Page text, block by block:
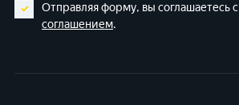
Отправляя форму, вы соглашаетесь с
соглашением.